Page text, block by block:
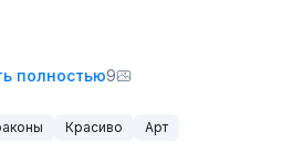
полностью9
Красиво
Арт